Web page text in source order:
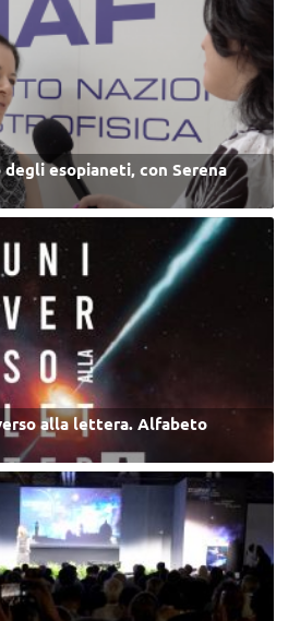
esopianeti, con Serena
alla lettera. Alfabeto